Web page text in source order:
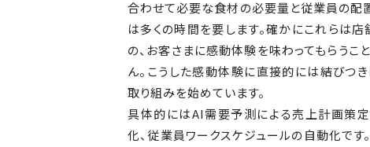
合わせて必要な食材の必要量と従業員の配
は多くの時間を要します。確かにこれらは
の、お客さまに感動体験を味わってもらう
ん。こうした感動体験に直接的には結びつ
取り組みを始めています。
具体的にはAI需要予測による売上計画策
化、従業員ワークスケジュールの自動化です